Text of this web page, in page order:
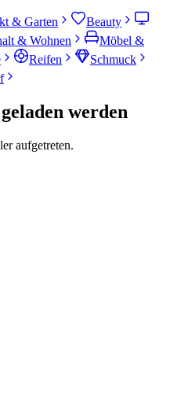
& Garten
Beauty
& Wohnen
Möbel &
Reifen
Schmuck
werden
aufgetreten.